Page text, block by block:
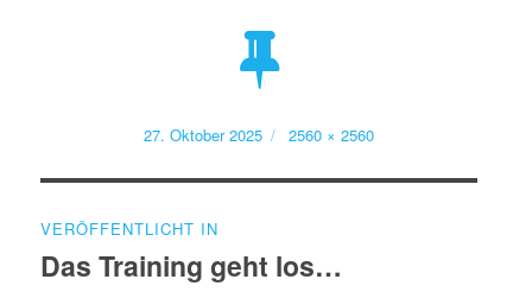
Veröffentlicht
27. Oktober 2025
Volle
2560 × 2560
VERÖFFENTLICHT IN
Das Training geht los…